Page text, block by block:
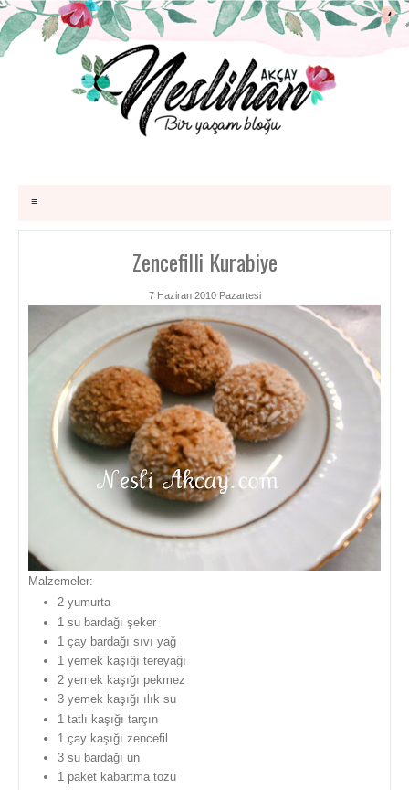
≡
Zencefilli Kurabiye
7 Haziran 2010 Pazartesi
Malzemeler:
2 yumurta
1 su bardağı şeker
1 çay bardağı sıvı yağ
1 yemek kaşığı tereyağı
2 yemek kaşığı pekmez
3 yemek kaşığı ılık su
1 tatlı kaşığı tarçın
1 çay kaşığı zencefil
3 su bardağı un
1 paket kabartma tozu